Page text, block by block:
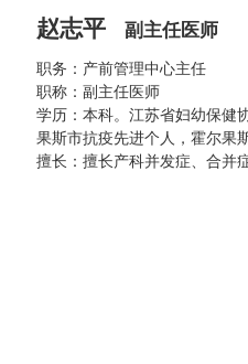
赵志平 副主任医师
职务：产前管理中心主任
职称：副主任医师
学历：本科。江苏省妇幼保健
果斯市抗疫先进个人，霍尔果
擅长：擅长产科并发症、合并